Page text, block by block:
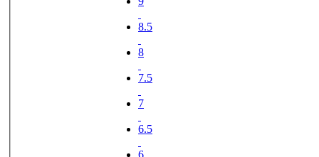
8.5
8
7.5
7
6.5